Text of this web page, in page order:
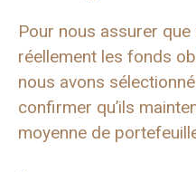
Pour nous assurer que
réellement les fonds
nous avons
confirmer qu’ils
moyenne de